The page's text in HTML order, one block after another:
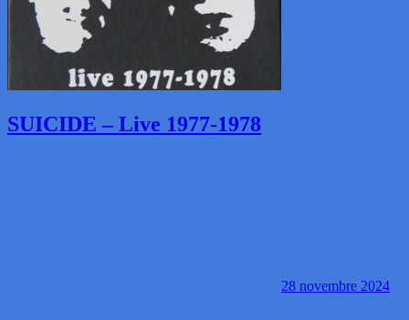
SUICIDE – Live 1977-1978
28 novembre 2024